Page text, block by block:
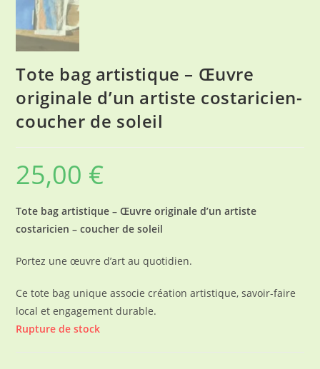
Tote bag artistique – Œuvre
originale d’un artiste costaricien-
coucher de soleil
25,00 €
Tote bag artistique – Œuvre originale d’un artiste
costaricien – coucher de soleil
Portez une œuvre d’art au quotidien.
Ce tote bag unique associe création artistique, savoir-faire
local et engagement durable.
Rupture de stock